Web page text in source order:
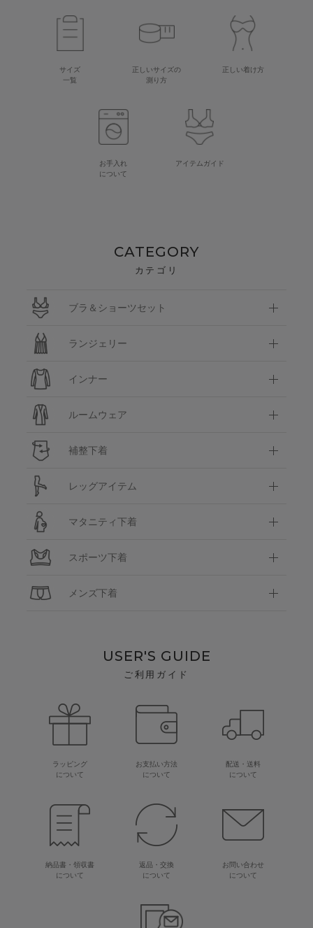
サイズ
一覧
正しいサイズの
測り方
正しい着け方
お手入れ
について
アイテムガイド
CATEGORY
カテゴリ
ブラ＆ショーツセット
ランジェリー
インナー
ルームウェア
補整下着
レッグアイテム
マタニティ下着
スポーツ下着
メンズ下着
USER'S GUIDE
ご利用ガイド
ラッピング
について
お支払い方法
について
配送・送料
について
納品書・領収書
について
返品・交換
について
お問い合わせ
について